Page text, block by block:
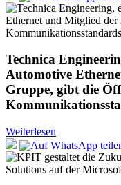
Technica
Automotive
Gruppe, gibt die
Weiterlesen